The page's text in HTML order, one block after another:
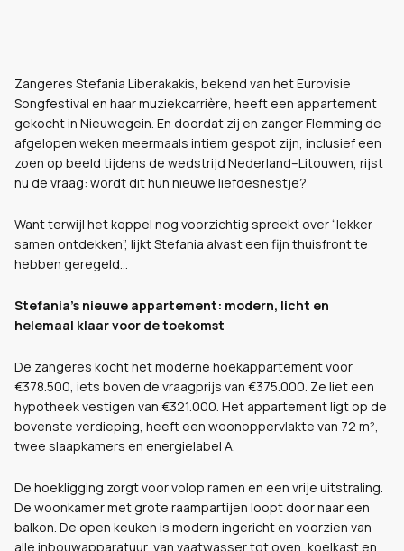
Zangeres Stefania Liberakakis, bekend van het Eurovisie
Songfestival en haar muziekcarrière, heeft een appartement
gekocht in Nieuwegein. En doordat zij en zanger Flemming de
afgelopen weken meermaals intiem gespot zijn, inclusief een
zoen op beeld tijdens de wedstrijd Nederland–Litouwen, rijst
nu de vraag: wordt dit hun nieuwe liefdesnestje?
Want terwijl het koppel nog voorzichtig spreekt over “lekker
samen ontdekken”, lijkt Stefania alvast een fijn thuisfront te
hebben geregeld…
Stefania’s nieuwe appartement: modern, licht en
helemaal klaar voor de toekomst
De zangeres kocht het moderne hoekappartement voor
€378.500, iets boven de vraagprijs van €375.000. Ze liet een
hypotheek vestigen van €321.000. Het appartement ligt op de
bovenste verdieping, heeft een woonoppervlakte van 72 m²,
twee slaapkamers en energielabel A.
De hoekligging zorgt voor volop ramen en een vrije uitstraling.
De woonkamer met grote raampartijen loopt door naar een
balkon. De open keuken is modern ingericht en voorzien van
alle inbouwapparatuur, van vaatwasser tot oven, koelkast en